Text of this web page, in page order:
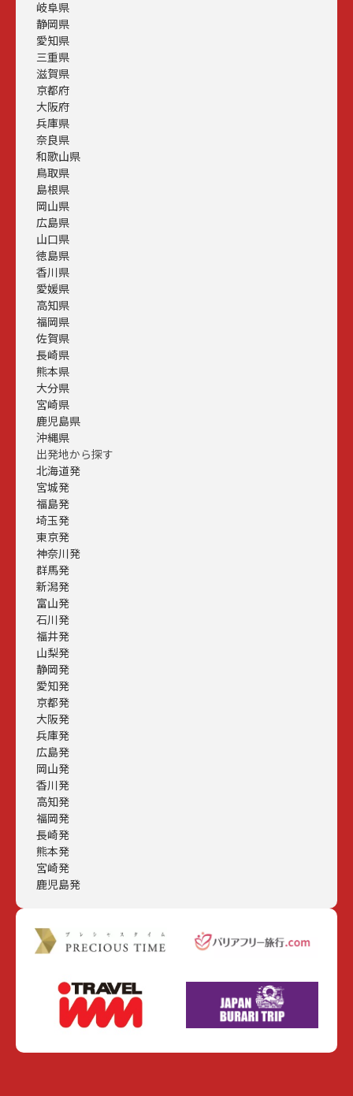
岐阜県
静岡県
愛知県
三重県
滋賀県
京都府
大阪府
兵庫県
奈良県
和歌山県
鳥取県
島根県
岡山県
広島県
山口県
徳島県
香川県
愛媛県
高知県
福岡県
佐賀県
長崎県
熊本県
大分県
宮崎県
鹿児島県
沖縄県
出発地から探す
北海道発
宮城発
福島発
埼玉発
東京発
神奈川発
群馬発
新潟発
富山発
石川発
福井発
山梨発
静岡発
愛知発
京都発
大阪発
兵庫発
広島発
岡山発
香川発
高知発
福岡発
長崎発
熊本発
宮崎発
鹿児島発